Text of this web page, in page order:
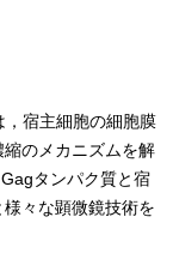
，宿主細胞の細胞膜
のメカニズムを解
タンパク質と宿
々な顕微鏡技術を